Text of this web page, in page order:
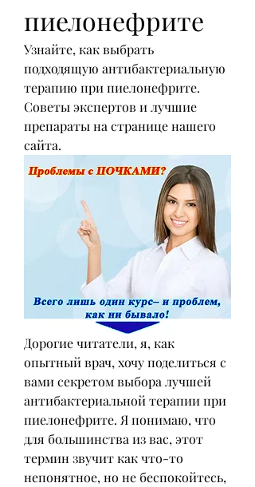
пиелонефрите
Узнайте, как выбрать
подходящую антибактериальную
терапию при пиелонефрите.
Советы экспертов и лучшие
препараты на странице нашего
сайта.
Дорогие читатели, я, как
опытный врач, хочу поделиться с
вами секретом выбора лучшей
антибактериальной терапии при
пиелонефрите. Я понимаю, что
для большинства из вас, этот
термин звучит как что-то
непонятное, но не беспокойтесь,